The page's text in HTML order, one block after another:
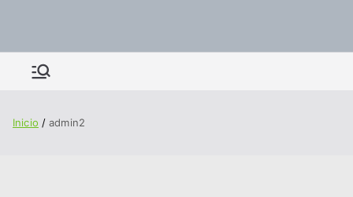
Inicio admin2